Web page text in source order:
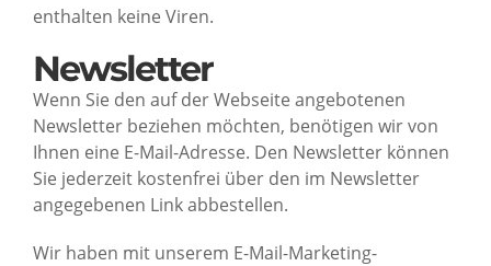
enthalten keine Viren.
Newsletter
Wenn Sie den auf der Webseite angebotenen
Newsletter beziehen möchten, benötigen wir von
Ihnen eine E-Mail-Adresse. Den Newsletter können
Sie jederzeit kostenfrei über den im Newsletter
angegebenen Link abbestellen.
Wir haben mit unserem E-Mail-Marketing-